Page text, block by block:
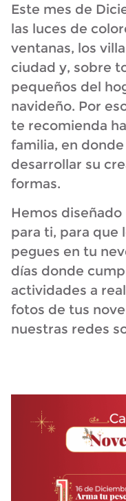
Este mes de
las luces de
ventanas, los
ciudad y, sobre
pequeños del
navideño. Por
te recomienda
familia, en
desarrollar su
formas.
Hemos
para ti, para que
pegues en tu
días donde
actividades a
fotos de tus
nuestras redes